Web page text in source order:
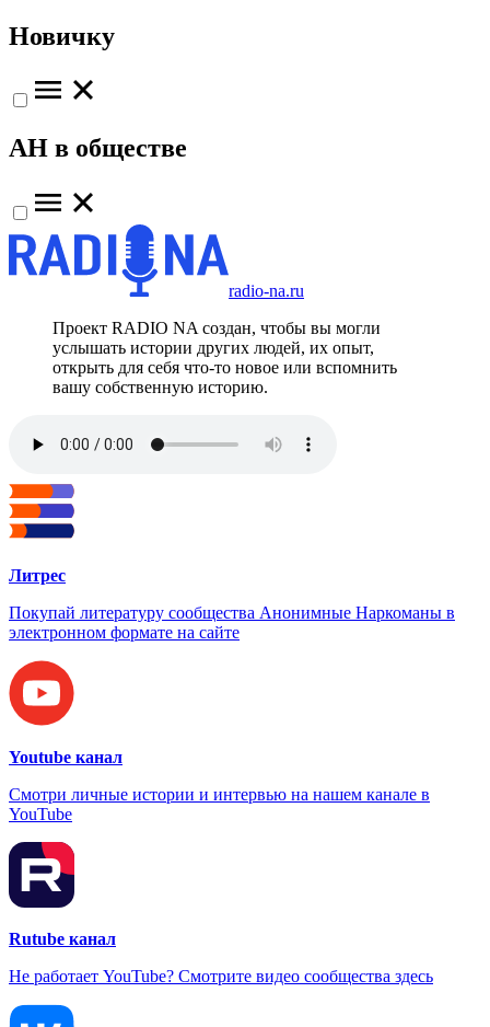
Новичку
АН в обществе
radio-na.ru
Проект RADIO NA создан, чтобы вы могли
услышать истории других людей, их опыт,
открыть для себя что-то новое или вспомнить
вашу собственную историю.
Литрес
Покупай литературу сообщества Анонимные Наркоманы в
электронном формате на сайте
Youtube канал
Смотри личные истории и интервью на нашем канале в
YouTube
Rutube канал
Не работает YouTube? Смотрите видео сообщества здесь